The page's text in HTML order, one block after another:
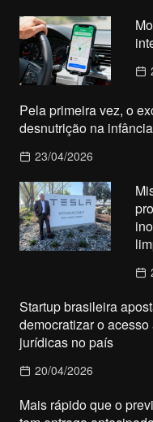
Pela primeira vez, o
desnutrição na
23/04/2026
Startup brasileira
democratizar o
jurídicas no país
20/04/2026
Mais rápido que o